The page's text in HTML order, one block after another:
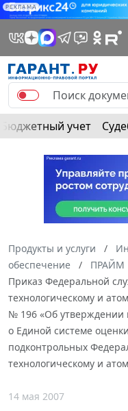
РЕКЛАМА
Бюджетный учет
Продукты и услуги
обеспечение
ПРАЙМ
Приказ Федеральной
технологическому и
№ 196 «Об утверждении
о Единой системе
подконтрольных
технологическому и
14 мая 2007